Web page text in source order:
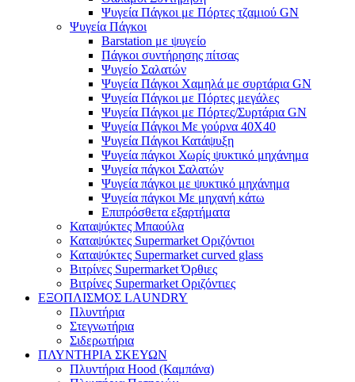
Ψυγεία Πάγκοι με Πόρτες τζαμιού GN
Ψυγεία Πάγκοι
Barstation με ψυγείο
Πάγκοι συντήρησης πίτσας
Ψυγείο Σαλατών
Ψυγεία Πάγκοι Χαμηλά με συρτάρια GN
Ψυγεία Πάγκοι με Πόρτες μεγάλες
Ψυγεία Πάγκοι με Πόρτες/Συρτάρια GN
Ψυγεία Πάγκοι Με γούρνα 40Χ40
Ψυγεία Πάγκοι Κατάψυξη
Ψυγεία πάγκοι Χωρίς ψυκτικό μηχάνημα
Ψυγεία πάγκοι Σαλατών
Ψυγεία πάγκοι με ψυκτικό μηχάνημα
Ψυγεία πάγκοι Με μηχανή κάτω
Επιπρόσθετα εξαρτήματα
Καταψύκτες Μπαούλα
Καταψύκτες Supermarket Οριζόντιοι
Καταψύκτες Supermarket curved glass
Βιτρίνες Supermarket Όρθιες
Βιτρίνες Supermarket Οριζόντιες
ΕΞΟΠΛΙΣΜΟΣ LAUNDRY
Πλυντήρια
Στεγνωτήρια
Σιδερωτήρια
ΠΛΥΝΤΗΡΙΑ ΣΚΕΥΩΝ
Πλυντήρια Hood (Καμπάνα)